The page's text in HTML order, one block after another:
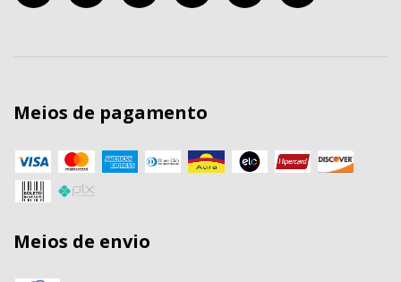
Meios de pagamento
Meios de envio